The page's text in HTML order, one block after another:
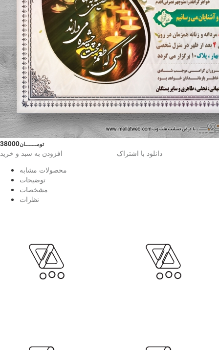
38000تومــــــــان
افزودن به سبد و خرید
دانلود با اشتراک
محصولات مشابه
توضیحات
مشخصات
نظرات